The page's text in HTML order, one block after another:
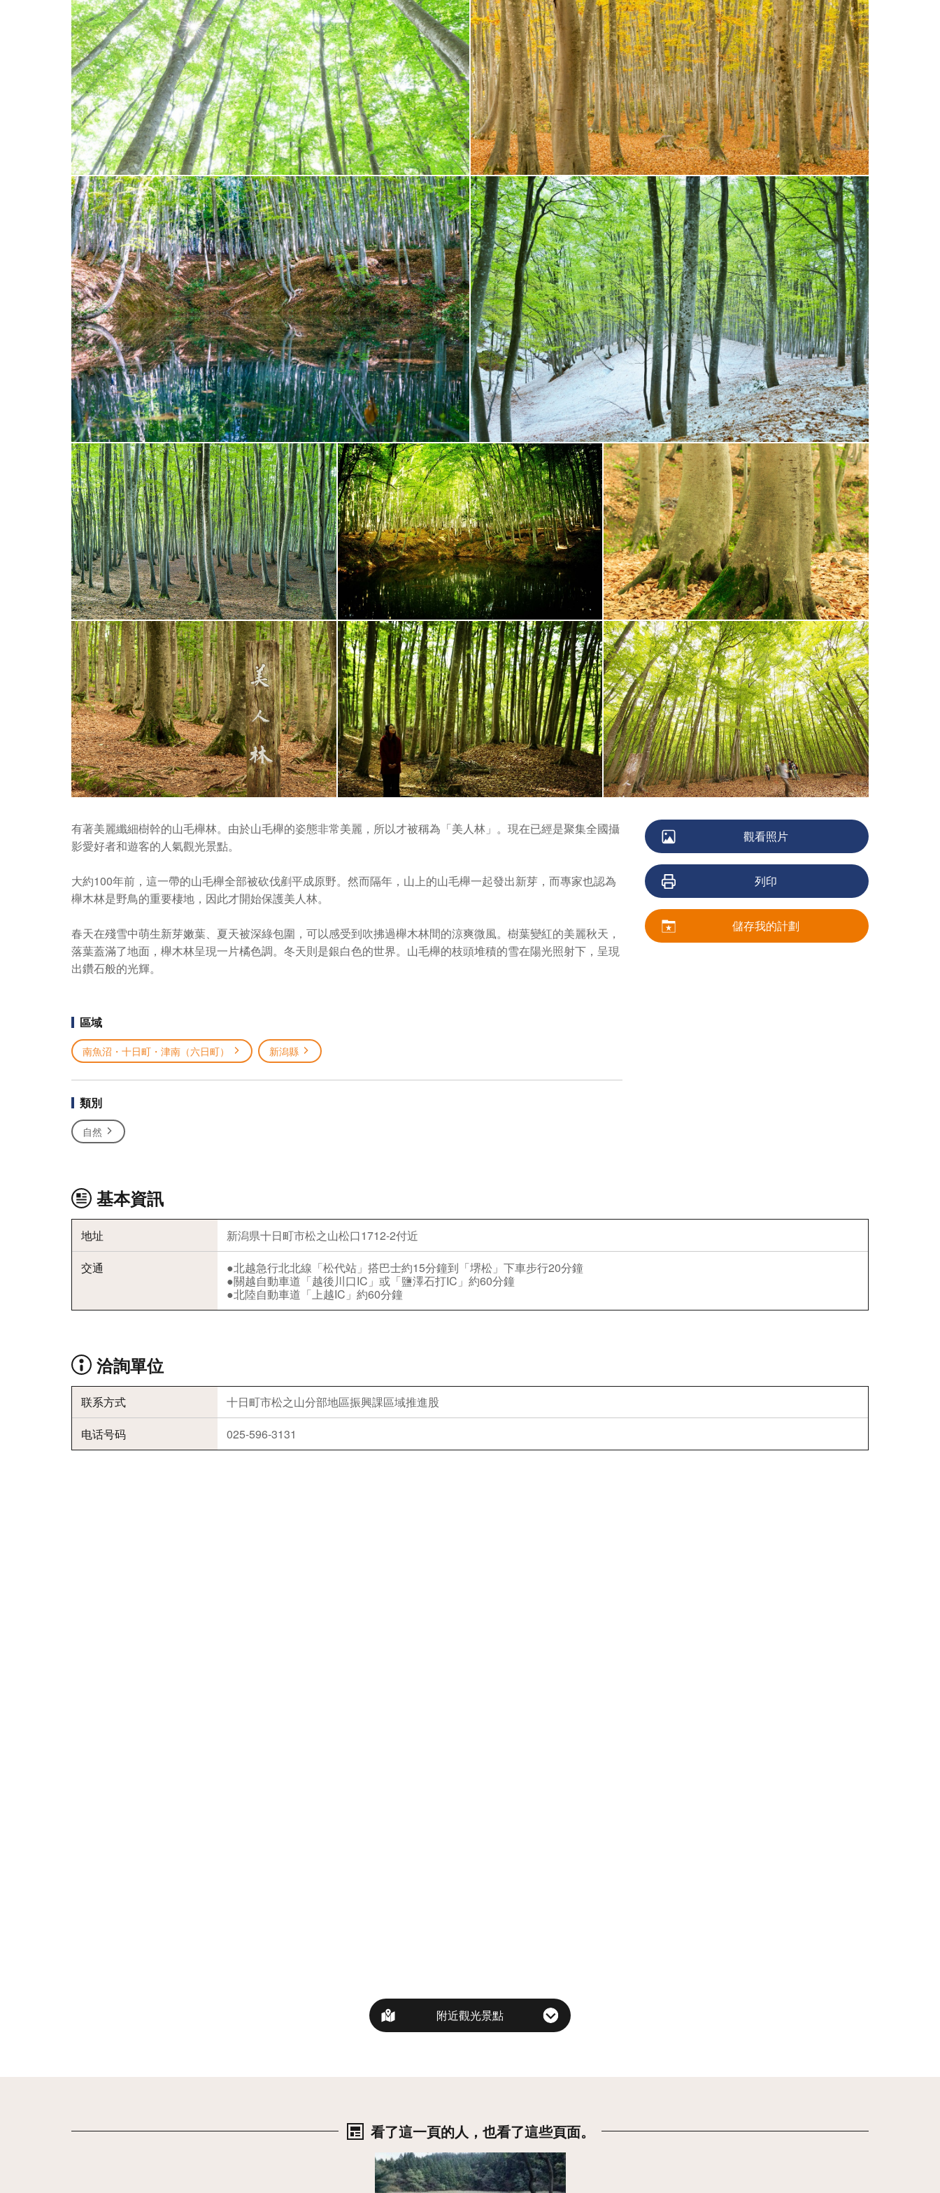
有著美麗纖細樹幹的山毛櫸林。由於山毛櫸的姿態非常美麗，所以才被稱為「美人林」。現在已經是聚集全國攝
影愛好者和遊客的人氣觀光景點。
大約100年前，這一帶的山毛櫸全部被砍伐剷平成原野。然而隔年，山上的山毛櫸一起發出新芽，而專家也認為
櫸木林是野鳥的重要棲地，因此才開始保護美人林。
春天在殘雪中萌生新芽嫩葉、夏天被深綠包圍，可以感受到吹拂過櫸木林間的涼爽微風。樹葉變紅的美麗秋天，
落葉蓋滿了地面，櫸木林呈現一片橘色調。冬天則是銀白色的世界。山毛櫸的枝頭堆積的雪在陽光照射下，呈現
出鑽石般的光輝。
區域
南魚沼・十日町・津南（六日町） 新潟縣
類別
自然
觀看照片
列印
儲存我的計劃
基本資訊
地址
新潟県十日町市松之山松口1712-2付近
交通
●北越急行北北線「松代站」搭巴士約15分鐘到「堺松」下車步行20分鐘
●關越自動車道「越後川口IC」或「鹽澤石打IC」約60分鐘
●北陸自動車道「上越IC」約60分鐘
洽詢單位
联系方式
十日町市松之山分部地區振興課區域推進股
电话号码
025-596-3131
附近觀光景點
看了這一頁的人，也看了這些頁面。
詳情